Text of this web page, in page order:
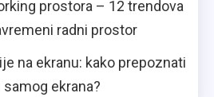
prostora – 12 trendova
radni prostor
na ekranu: kako prepoznati
ekrana?